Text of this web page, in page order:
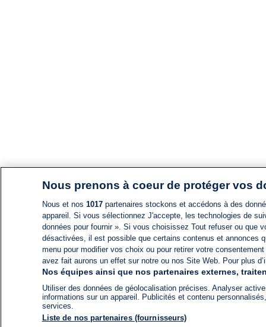
Nous prenons à coeur de protéger vos
Nous et nos 1017partenaires stockons et accédons à des
appareil. Si vous sélectionnez J'accepte, les technologies de
données pour fournir ». Si vous choisissez Tout refuser ou
désactivées, il est possible que certains contenus et annonces
menu pour modifier vos choix ou pour retirer votre
avez fait aurons un effet sur notre ou nos Site Web. Pour plus
Nos équipes ainsi que nos partenaires externes,
Utiliser des données de géolocalisation précises. Analyser
informations sur un appareil. Publicités et contenu
services.
Liste de nos partenaires (fournisseurs)